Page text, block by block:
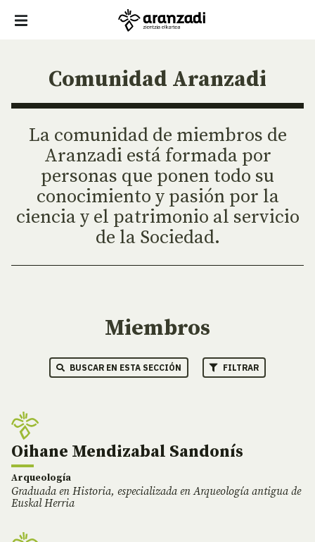
Comunidad Aranzadi
La comunidad de miembros de
Aranzadi está formada por
personas que ponen todo su
conocimiento y pasión por la
ciencia y el patrimonio al servicio
de la Sociedad.
Miembros
BUSCAR EN ESTA SECCIÓN FILTRAR
Oihane Mendizabal Sandonís
Arqueología
Graduada en Historia, especializada en Arqueología antigua de
Euskal Herria